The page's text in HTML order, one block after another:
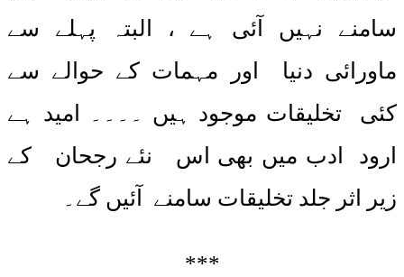
سامنے نہیں آئی ہے ، البتہ پہلے سے
ماورائی دنیا اور مہمات کے حوالے سے
کئی تخلیقات موجود ہیں ۔۔۔۔ امید ہے
ارود ادب میں بھی اس نئے رجحان کے
زیر اثر جلد تخلیقات سامنے آئیں گے۔
***